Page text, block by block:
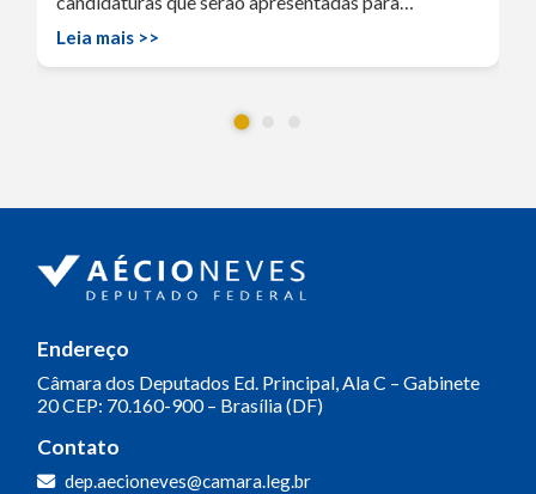
Leia mais >>
Endereço
Câmara dos Deputados Ed. Principal, Ala C – Gabinete
20CEP: 70.160-900 – Brasília (DF)
Contato
dep.aecioneves@camara.leg.br